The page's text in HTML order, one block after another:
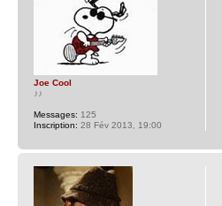
Joe Cool
♪♪
Messages: 125
Inscription: 28 Fév 2013, 19:00